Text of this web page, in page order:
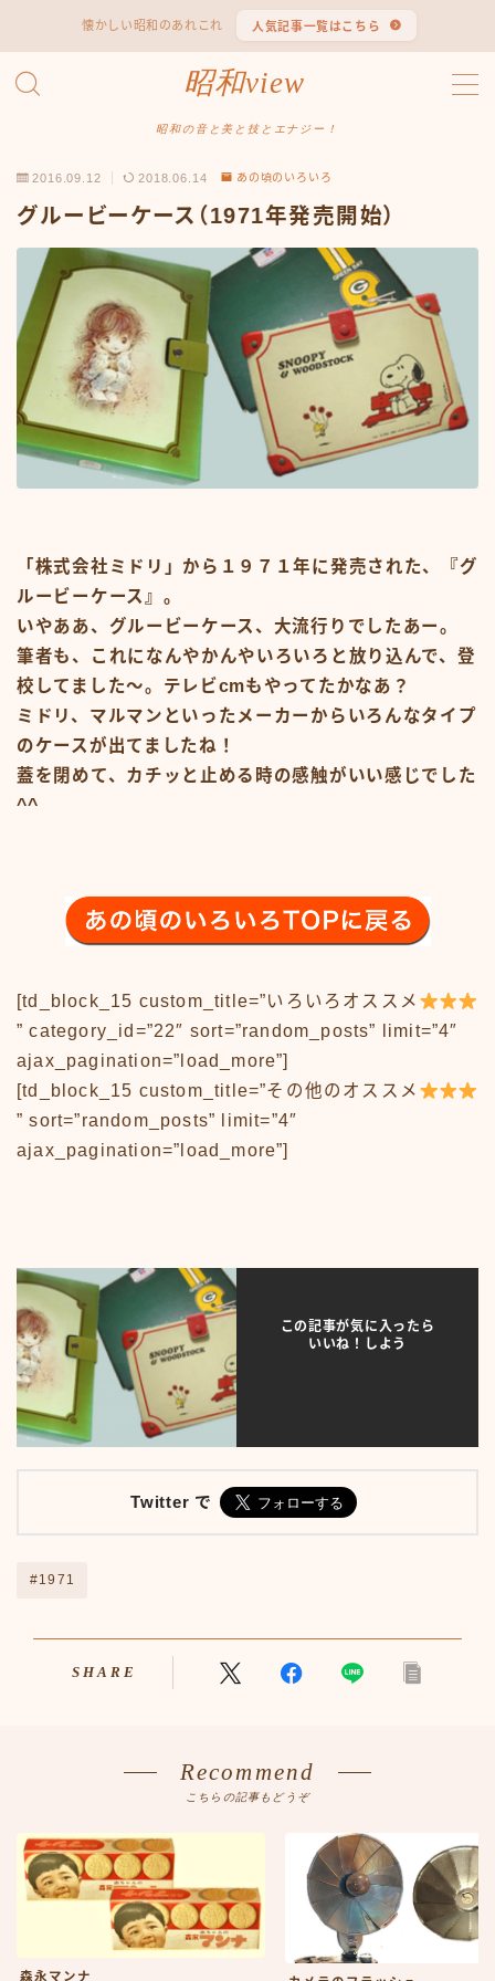
懐かしい昭和のあれこれ 人気記事一覧はこちら
昭和view
昭和の音と美と技とエナジー！
MENU
#2062 (タイトルなし)
#607 (タイトルなし)
#1118 (タイトルなし)
#3067 (タイトルなし)
#3568 (タイトルなし)
#4247 (タイトルなし)
#14723 (タイトルなし)
#14736 (タイトルなし)
#14772 (タイトルなし)
#14775 (タイトルなし)
#14862 (タイトルなし)
#14867 (タイトルなし)
CM
CM50-59
CM60-69
CM70-79
CM80-89
CMその他
Contact
google
Homepage – Big Slide
Homepage – Big Slide
Homepage – Blog
Homepage – Fashion
Homepage – Newsmag
Homepage – Newspaper
Homepage – Sport
News
sample
test
あの頃のいろいろ
あの頃のいろいろ50-59
あの頃のいろいろ60-69
あの頃のいろいろ70-79
おもちゃ
おもちゃ50-59
おもちゃ60-69
おもちゃ70-79
おもちゃ80-89
おもちゃその他
アニメ
アニメ80-89
テレビ番組50-59
テレビ番組60-69
バイク70-79
バイク80-89
バイクその他
バーチャル【昭和レトロ博物館】
2016.09.12 2018.06.14 あの頃のいろいろ
グルービーケース（1971年発売開始）
「株式会社ミドリ」から１９７１年に発売された、『グ
ルービーケース』。
いやああ、グルービーケース、大流行りでしたあー。
筆者も、これになんやかんやいろいろと放り込んで、登
校してました〜。テレビcmもやってたかなあ？
ミドリ、マルマンといったメーカーからいろんなタイプ
のケースが出てましたね！
蓋を閉めて、カチッと止める時の感触がいい感じでした
^^
[td_block_15 custom_title=”いろいろオススメ
” category_id=”22″ sort=”random_posts” limit=”4″
ajax_pagination=”load_more”]
[td_block_15 custom_title=”その他のオススメ
” sort=”random_posts” limit=”4″
ajax_pagination=”load_more”]
この記事が気に入ったら
いいね！しよう
Twitter で
#1971
SHARE
Recommend
こちらの記事もどうぞ
森永マンナ